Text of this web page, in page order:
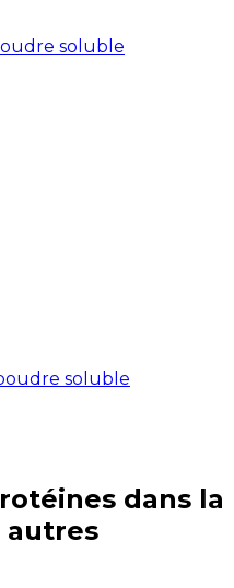
soluble
soluble
dans la
autres